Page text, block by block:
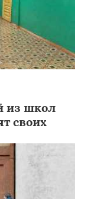
из школ
своих